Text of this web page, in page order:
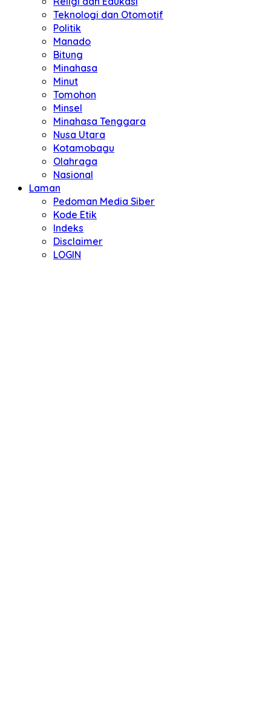
Teknologi dan Otomotif
Politik
Manado
Bitung
Minahasa
Minut
Tomohon
Minsel
Minahasa Tenggara
Nusa Utara
Kotamobagu
Olahraga
Nasional
Laman
Pedoman Media Siber
Kode Etik
Indeks
Disclaimer
LOGIN